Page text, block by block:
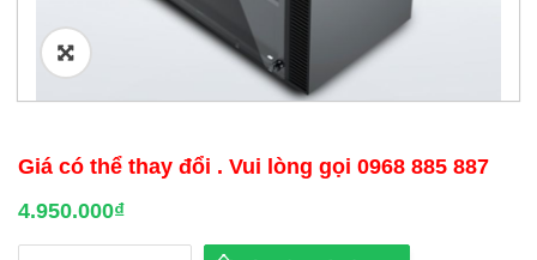
🔍
Giá có thể thay đổi . Vui lòng gọi 0968 885 887
4.950.000₫